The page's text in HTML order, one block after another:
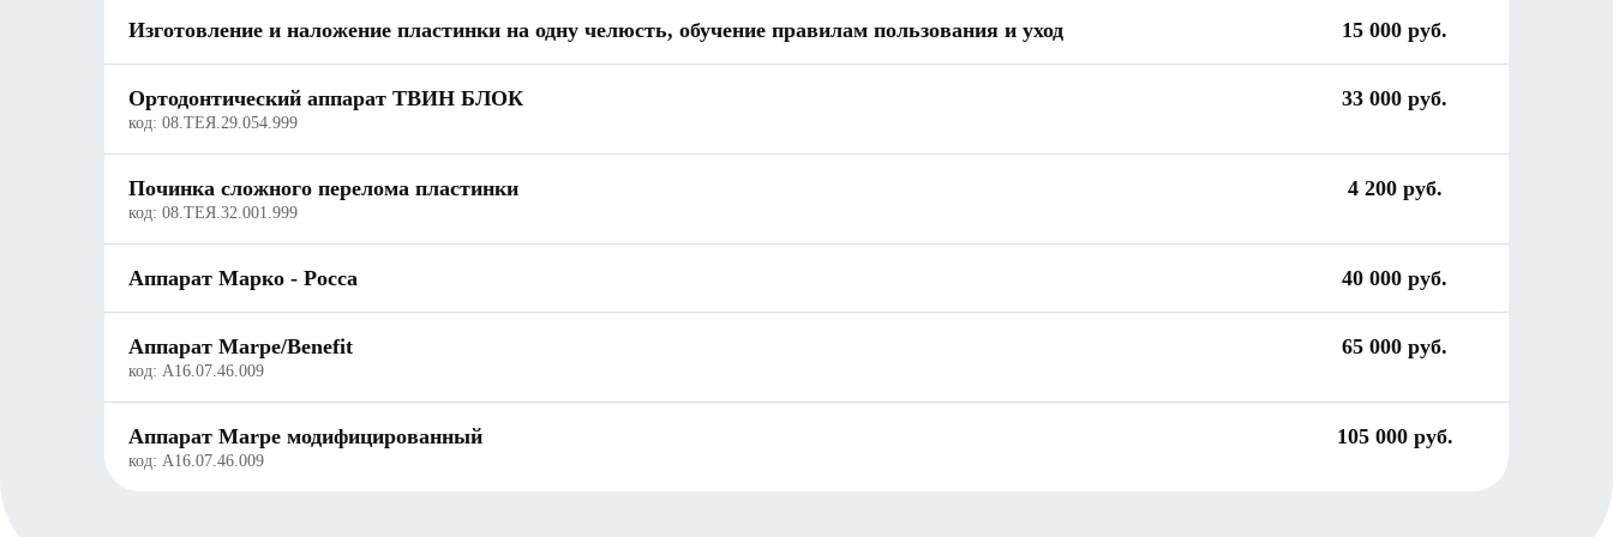
Изготовление и наложение пластинки на одну челюсть, обучение правилам пользования и уход 15 000 руб.
Ортодонтический аппарат ТВИН БЛОК
код: 08.ТЕЯ.29.054.999
33 000 руб.
Починка сложного перелома пластинки
код: 08.ТЕЯ.32.001.999
4 200 руб.
Аппарат Марко - Росса 40 000 руб.
Аппарат Marpe/Benefit
код: А16.07.46.009
65 000 руб.
Аппарат Marpe модифицированный
код: А16.07.46.009
105 000 руб.